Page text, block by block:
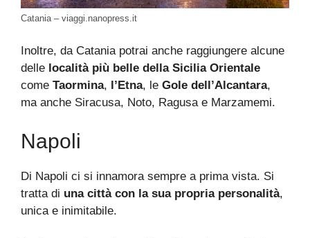
Catania – viaggi.nanopress.it
Inoltre, da Catania potrai anche raggiungere alcune
delle località più belle della Sicilia Orientale
come Taormina, l’Etna, le Gole dell’Alcantara,
ma anche Siracusa, Noto, Ragusa e Marzamemi.
Napoli
Di Napoli ci si innamora sempre a prima vista. Si
tratta di una città con la sua propria personalità,
unica e inimitabile.